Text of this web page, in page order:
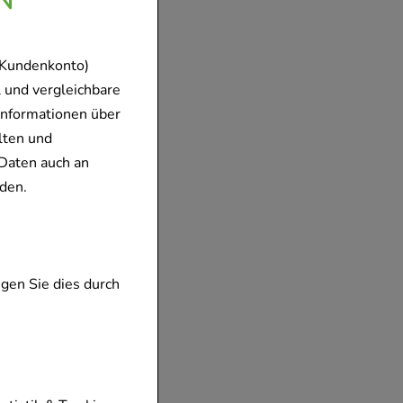
vergleichbare
über
und
auch an
Sie dies durch